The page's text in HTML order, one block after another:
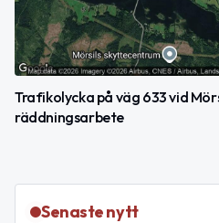
Trafikolycka på väg 633 vid
räddningsarbete
Senaste nytt